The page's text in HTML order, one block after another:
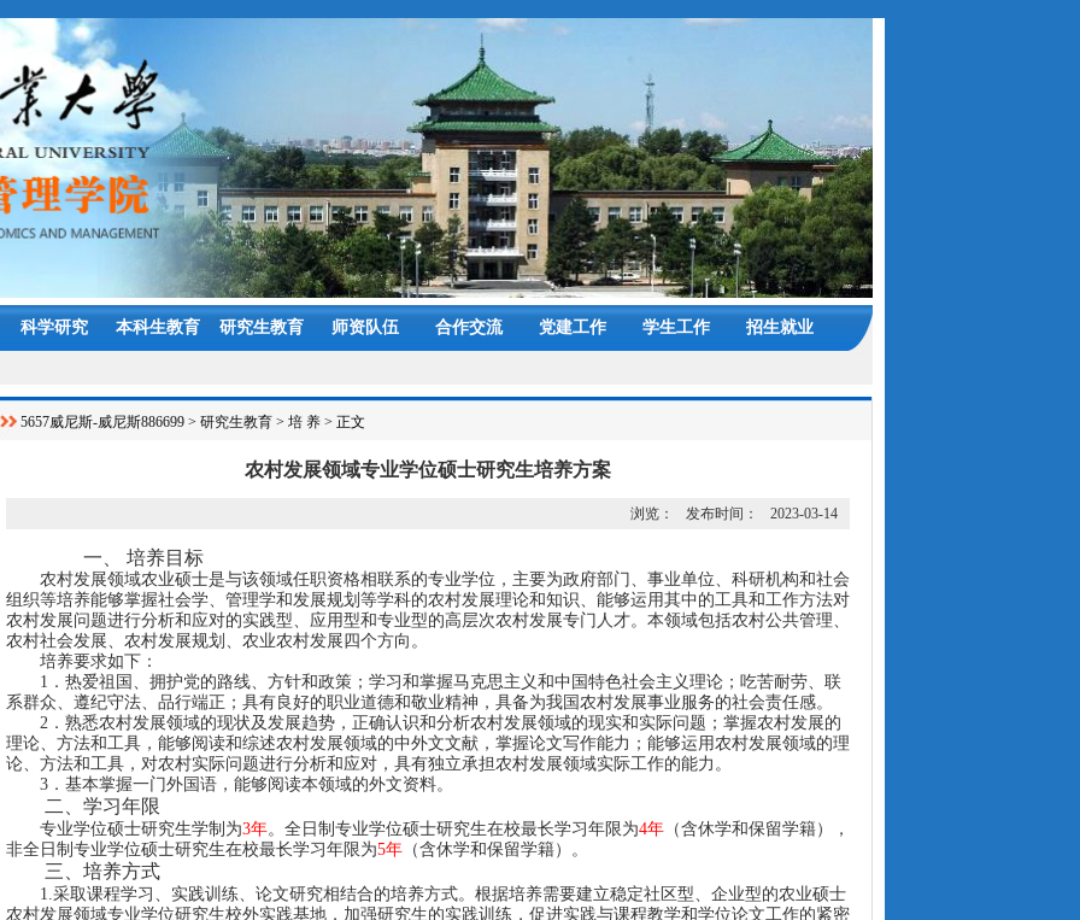
科学研究 本科生教育 研究生教育 师资队伍 合作交流 党建工作 学生工作 招生就业
5657威尼斯-威尼斯886699 > 研究生教育 > 培 养 > 正文
农村发展领域专业学位硕士研究生培养方案
浏览： 发布时间： 2023-03-14
一、 培养目标
农村发展领域农业硕士是与该领域任职资格相联系的专业学位，主要为政府部门、事业单位、科研机构和社会
组织等培养能够掌握社会学、管理学和发展规划等学科的农村发展理论和知识、能够运用其中的工具和工作方法对
农村发展问题进行分析和应对的实践型、应用型和专业型的高层次农村发展专门人才。本领域包括农村公共管理、
农村社会发展、农村发展规划、农业农村发展四个方向。
培养要求如下：
1 ．热爱祖国、拥护党的路线、方针和政策；学习和掌握马克思主义和中国特色社会主义理论；吃苦耐劳、联
系群众、遵纪守法、品行端正；具有良好的职业道德和敬业精神，具备为我国农村发展事业服务的社会责任感。
2 ．熟悉农村发展领域的现状及发展趋势，正确认识和分析农村发展领域的现实和实际问题；掌握农村发展的
理论、方法和工具，能够阅读和综述农村发展领域的中外文文献，掌握论文写作能力；能够运用农村发展领域的理
论、方法和工具，对农村实际问题进行分析和应对，具有独立承担农村发展领域实际工作的能力。
3 ．基本掌握一门外国语，能够阅读本领域的外文资料。
二、学习年限
专业学位硕士研究生学制为3年。全日制专业学位硕士研究生在校最长学习年限为4年 （含休学和保留学籍），
非全日制专业学位硕士研究生在校最长学习年限为5年 （含休学和保留学籍）。
三、培养方式
1.采取课程学习、实践训练、论文研究相结合的培养方式。根据培养需要建立稳定社区型、企业型的农业硕士
农村发展领域专业学位研究生校外实践基地，加强研究生的实践训练，促进实践与课程教学和学位论文工作的紧密